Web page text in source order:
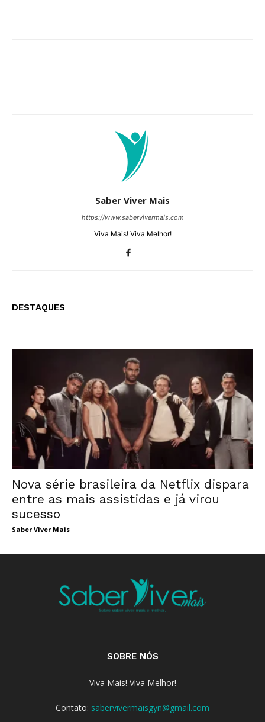
Saber Viver Mais
https://www.sabervivermais.com
Viva Mais! Viva Melhor!
DESTAQUES
Nova série brasileira da Netflix dispara
entre as mais assistidas e já virou
sucesso
Saber Viver Mais
SOBRE NÓS
Viva Mais! Viva Melhor!
Contato: sabervivermaisgyn@gmail.com